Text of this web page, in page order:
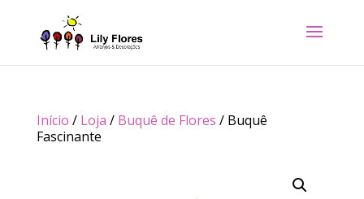
Início / Loja / Buquê de Flores / Buquê
Fascinante